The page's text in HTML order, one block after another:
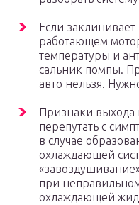
Если
работающем
температуры и
сальник помпы.
авто нельзя.
Признаки выхода
перепутать с
в случае
охлаждающей
при
охлаждающей